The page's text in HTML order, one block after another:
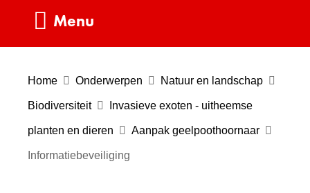
e
Menu
Home Onderwerpen Natuur en landschap
Biodiversiteit Invasieve exoten - uitheemse
planten en dieren Aanpak geelpoothoornaar
Informatiebeveiliging